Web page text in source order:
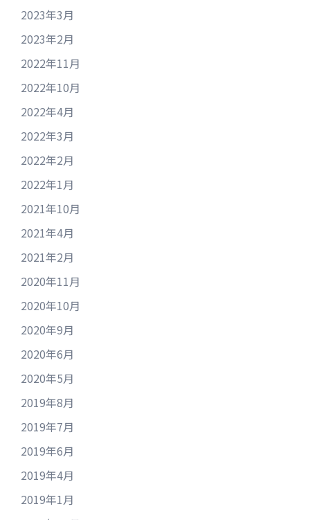
2023年3月
2023年2月
2022年11月
2022年10月
2022年4月
2022年3月
2022年2月
2022年1月
2021年10月
2021年4月
2021年2月
2020年11月
2020年10月
2020年9月
2020年6月
2020年5月
2019年8月
2019年7月
2019年6月
2019年4月
2019年1月